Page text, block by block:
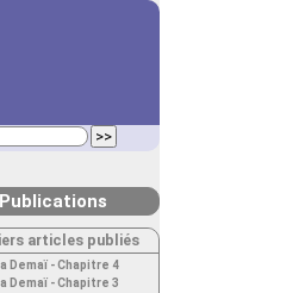
Publications
articles publiés
Demaï - Chapitre 4
Demaï - Chapitre 3